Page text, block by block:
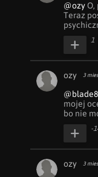
@ozy O,
Teraz
1
ozy 3
mojej
bo nie
-
ozy 3